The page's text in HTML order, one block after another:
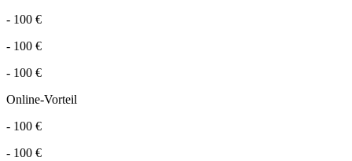
- 100 €
- 100 €
- 100 €
Online-Vorteil
- 100 €
- 100 €